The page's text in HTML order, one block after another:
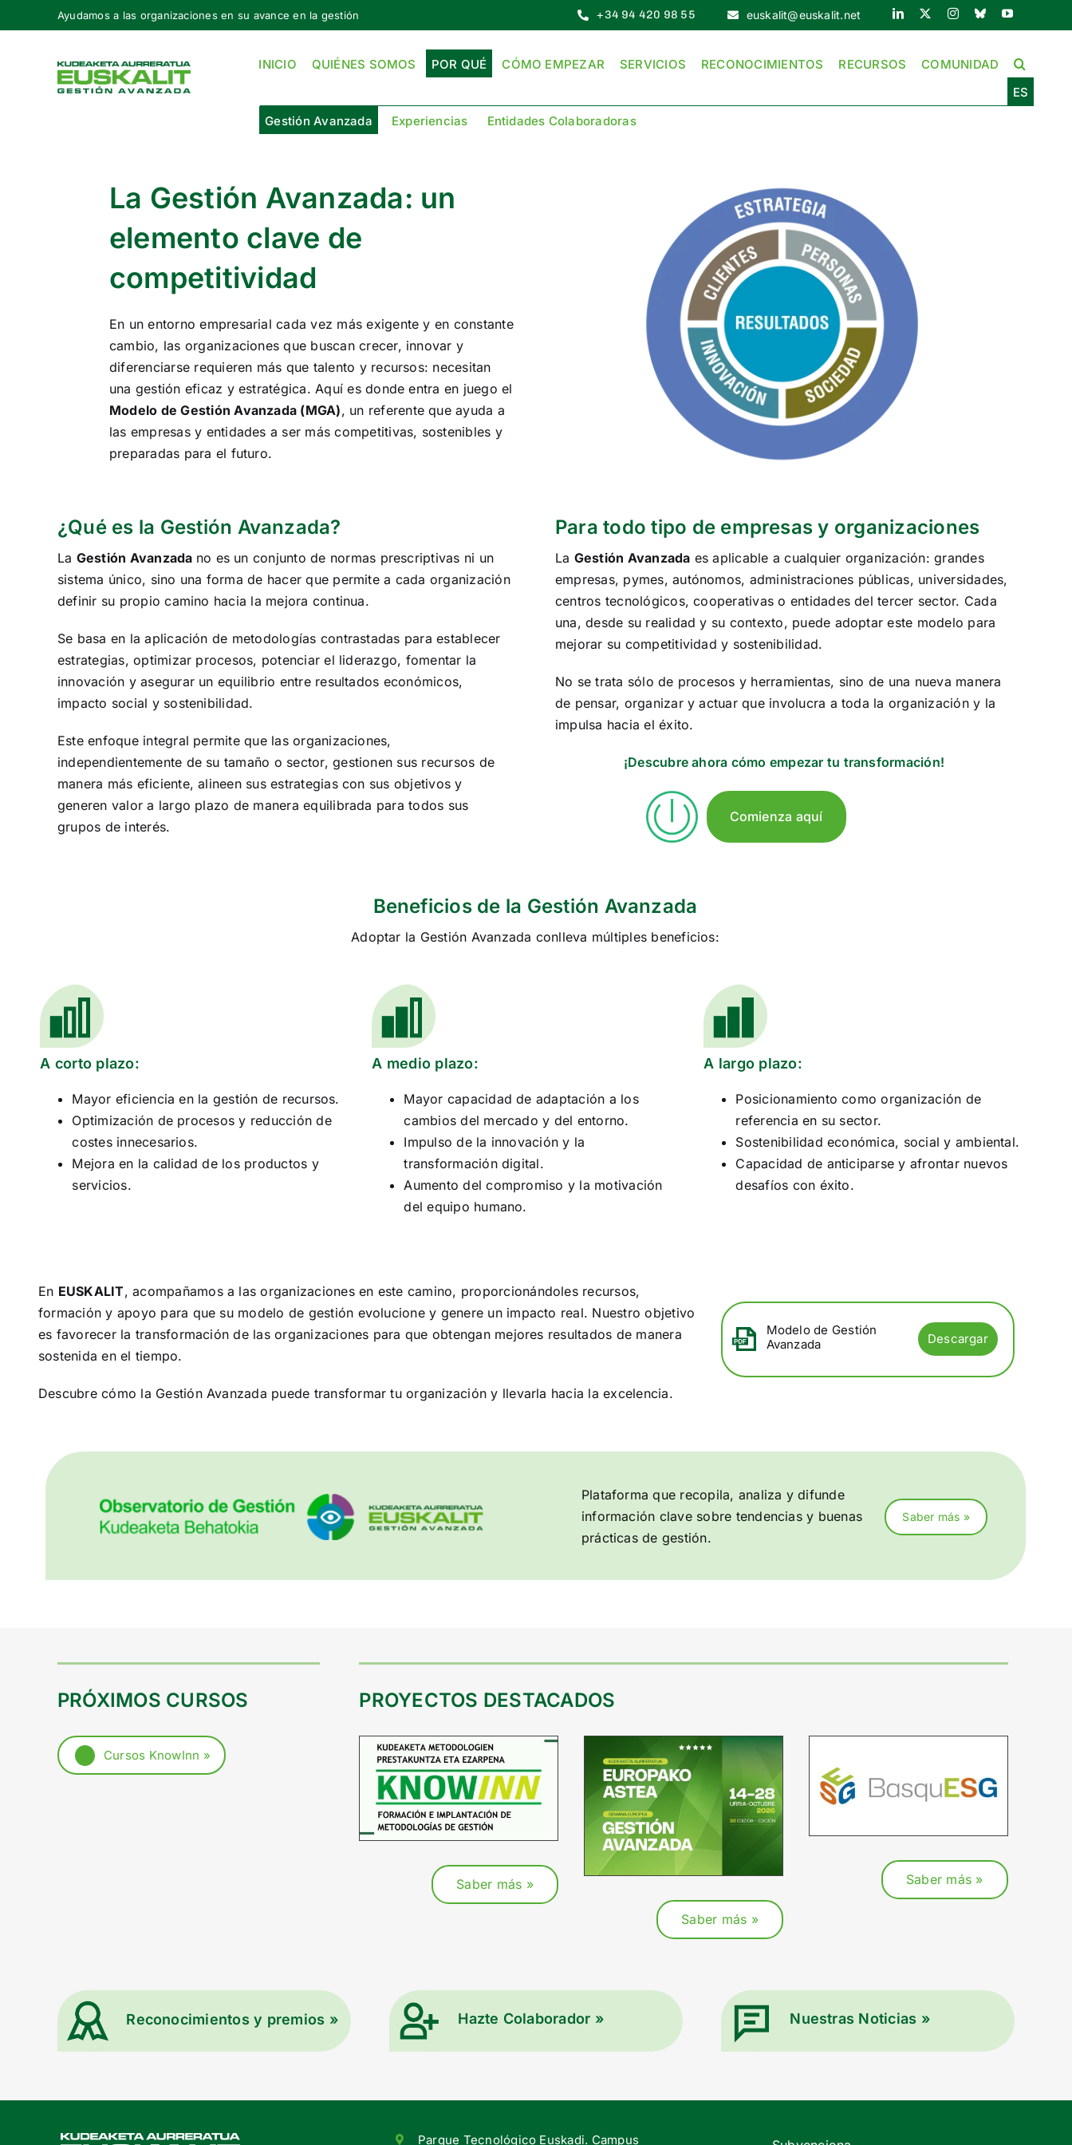
to
Ayudamos a las organizaciones en su avance en la gestión +34 94 420 98 55 euskalit@euskalit.net
INICIO QUIÉNES SOMOS POR QUÉ CÓMO EMPEZAR SERVICIOS RECONOCIMIENTOS RECURSOS
COMUNIDAD
ES
Gestión Avanzada
Experiencias Entidades Colaboradoras
La Gestión Avanzada: un
elemento clave de
competitividad
En un entorno empresarial cada vez más exigente y en constante
cambio, las organizaciones que buscan crecer, innovar y
diferenciarse requieren más que talento y recursos: necesitan
una gestión eficaz y estratégica. Aquí es donde entra en juego el
Modelo de Gestión Avanzada (MGA), un referente que ayuda a
las empresas y entidades a ser más competitivas, sostenibles y
preparadas para el futuro.
¿Qué es la Gestión Avanzada?
La Gestión Avanzada no es un conjunto de normas prescriptivas ni un
sistema único, sino una forma de hacer que permite a cada organización
definir su propio camino hacia la mejora continua.
Se basa en la aplicación de metodologías contrastadas para establecer
estrategias, optimizar procesos, potenciar el liderazgo, fomentar la
innovación y asegurar un equilibrio entre resultados económicos,
impacto social y sostenibilidad.
Este enfoque integral permite que las organizaciones,
independientemente de su tamaño o sector, gestionen sus recursos de
manera más eficiente, alineen sus estrategias con sus objetivos y
generen valor a largo plazo de manera equilibrada para todos sus
grupos de interés.
Para todo tipo de empresas y organizaciones
La Gestión Avanzada es aplicable a cualquier organización: grandes
empresas, pymes, autónomos, administraciones públicas, universidades,
centros tecnológicos, cooperativas o entidades del tercer sector. Cada
una, desde su realidad y su contexto, puede adoptar este modelo para
mejorar su competitividad y sostenibilidad.
No se trata sólo de procesos y herramientas, sino de una nueva manera
de pensar, organizar y actuar que involucra a toda la organización y la
impulsa hacia el éxito.
¡Descubre ahora cómo empezar tu transformación!
Comienza aquí
Beneficios de la Gestión Avanzada
Adoptar la Gestión Avanzada conlleva múltiples beneficios:
A corto plazo:
Mayor eficiencia en la gestión de recursos.
Optimización de procesos y reducción de
costes innecesarios.
Mejora en la calidad de los productos y
servicios.
A medio plazo:
Mayor capacidad de adaptación a los
cambios del mercado y del entorno.
Impulso de la innovación y la
transformación digital.
Aumento del compromiso y la motivación
del equipo humano.
A largo plazo:
Posicionamiento como organización de
referencia en su sector.
Sostenibilidad económica, social y ambiental.
Capacidad de anticiparse y afrontar nuevos
desafíos con éxito.
En EUSKALIT, acompañamos a las organizaciones en este camino, proporcionándoles recursos,
formación y apoyo para que su modelo de gestión evolucione y genere un impacto real. Nuestro objetivo
es favorecer la transformación de las organizaciones para que obtengan mejores resultados de manera
sostenida en el tiempo.
Descubre cómo la Gestión Avanzada puede transformar tu organización y llevarla hacia la excelencia.
Modelo de Gestión
Avanzada
Descargar
Plataforma que recopila, analiza y difunde
información clave sobre tendencias y buenas
prácticas de gestión.
Saber más »
PRÓXIMOS CURSOS
Cursos KnowInn »
PROYECTOS DESTACADOS
Saber más »
Saber más »
Saber más »
Reconocimientos y premios » Hazte Colaborador » Nuestras Noticias »
Parque Tecnológico Euskadi. Campus